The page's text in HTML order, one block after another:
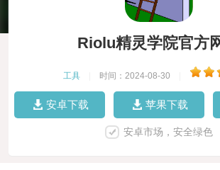
Riolu精灵学院官方
工具 时间：2024-08-30
安卓下载 苹果下载
安卓市场，安全绿色